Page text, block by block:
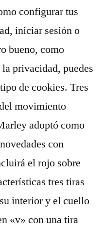
configurar tus
iniciar sesión o
bueno, como
privacidad, puedes
de cookies. Tres
movimiento
adoptó como
con
el rojo sobre
tres tiras
interior y el cuello
«v» con una tira